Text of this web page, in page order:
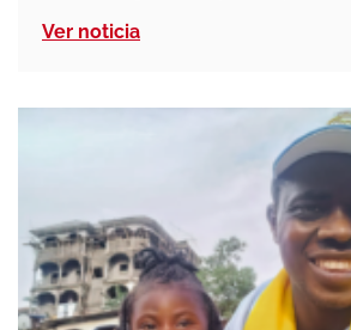
gregoriano, fue el primer
Ver noticia